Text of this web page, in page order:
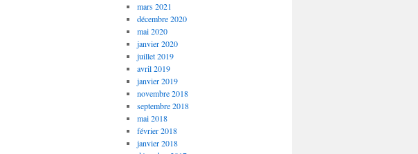
mars 2021
décembre 2020
mai 2020
janvier 2020
juillet 2019
avril 2019
janvier 2019
novembre 2018
septembre 2018
mai 2018
février 2018
janvier 2018